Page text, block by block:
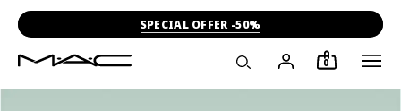
-15% ΣΤΗΝ ΠΡΩΤΗ ΣΟΥ ΑΓΟΡΑ
0